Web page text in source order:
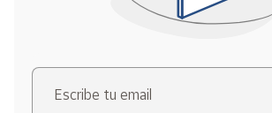
Escribe tu email